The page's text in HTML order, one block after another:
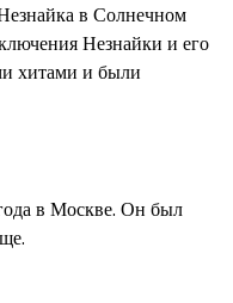
в Солнечном
Незнайки и его
хитами и были
в Москве. Он был